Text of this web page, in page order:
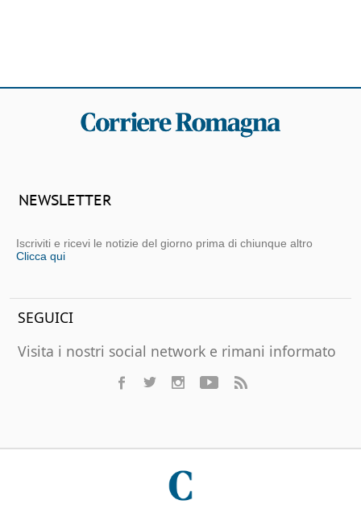
NEWSLETTER
Iscriviti e ricevi le notizie del giorno prima di chiunque altro
Clicca qui
SEGUICI
Visita i nostri social network e rimani informato